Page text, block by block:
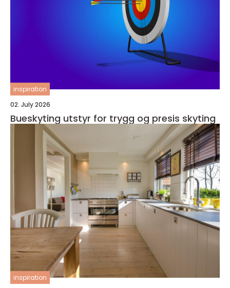
inspiration
02. July 2026
Bueskyting utstyr for trygg og presis skyting
inspiration